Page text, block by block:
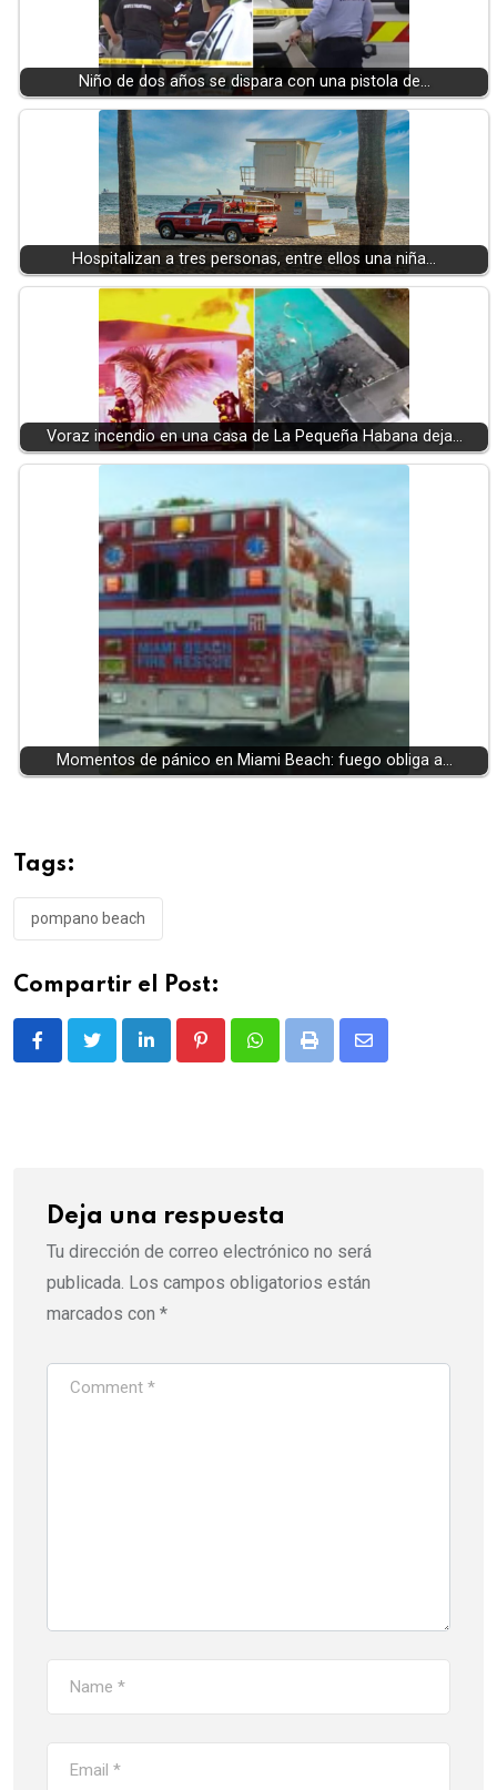
Niño de dos años se dispara con una pistola de…
Hospitalizan a tres personas, entre ellos una niña…
Voraz incendio en una casa de La Pequeña Habana deja…
Momentos de pánico en Miami Beach: fuego obliga a…
Tags:
pompano beach
Compartir el Post:
LinkedIn PinterestWhatsappPrint
Share
Deja una respuesta
Tu dirección de correo electrónico no será
publicada. Los campos obligatorios están
marcados con *